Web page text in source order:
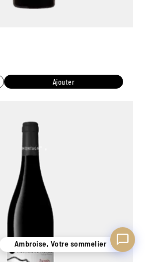
Ajouter
Ambroise, Votre sommelier